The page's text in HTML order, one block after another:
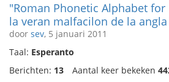
"Roman Phonetic Alphabet
la veran malfacilon de la
door sev, 5 januari 2011
Taal: Esperanto
Berichten: 13 Aantal keer bekeken